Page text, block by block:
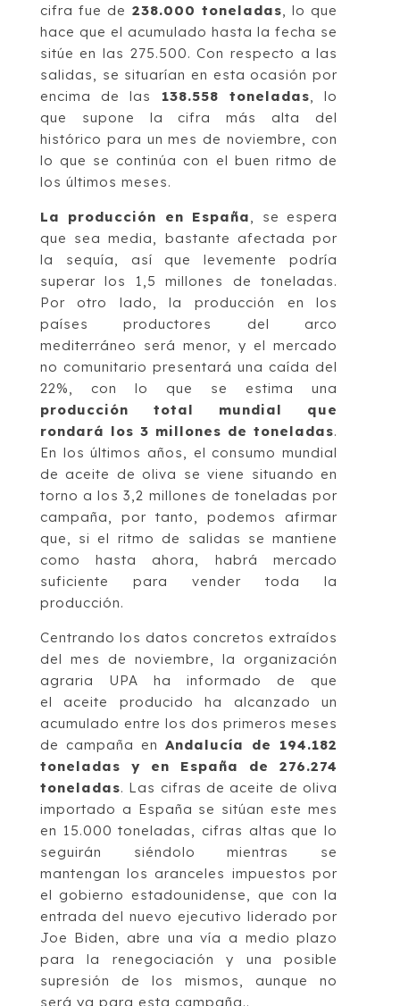
cifra fue de 238.000 toneladas , lo que
hace que el acumulado hasta la fecha se
sitúe en las 275.500. Con respecto a las
salidas, se situarían en esta ocasión por
encima de las 138.558 toneladas , lo
que supone la cifra más alta del
histórico para un mes de noviembre, con
lo que se continúa con el buen ritmo de
los últimos meses.
La producción en España
, se espera
que sea media, bastante afectada por
la sequía, así que levemente podría
superar los 1,5 millones de toneladas.
Por otro lado, la producción en los
países productores del arco
mediterráneo será menor, y el mercado
no comunitario presentará una caída del
22%, con lo que se estima una
producción total mundial que
rondará los 3 millones de toneladas.
En los últimos años, el consumo mundial
de aceite de oliva se viene situando en
torno a los 3,2 millones de toneladas por
campaña, por tanto, podemos afirmar
que, si el ritmo de salidas se mantiene
como hasta ahora, habrá mercado
suficiente para vender toda la
producción.
Centrando los datos concretos extraídos
del mes de noviembre, la organización
agraria UPA ha informado de que
el aceite producido ha alcanzado un
acumulado entre los dos primeros meses
de campaña enAndalucía de 194.182
toneladas y en España de 276.274
toneladas. Las cifras de aceite de oliva
importado a España se sitúan este mes
en 15.000 toneladas, cifras altas que lo
seguirán siéndolo mientras se
mantengan los aranceles impuestos por
el gobierno estadounidense, que con la
entrada del nuevo ejecutivo liderado por
Joe Biden, abre una vía a medio plazo
para la renegociación y una posible
supresión de los mismos, aunque no
será ya para esta campaña..